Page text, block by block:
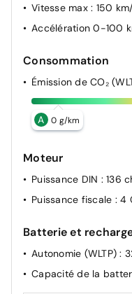
Vitesse max : 150
Accélération 0-100
Consommation
Émission de CO₂
A 0 g/km
Moteur
Puissance DIN : 136
Puissance fiscale : 4
Batterie et
Autonomie (WLTP):
Capacité de la